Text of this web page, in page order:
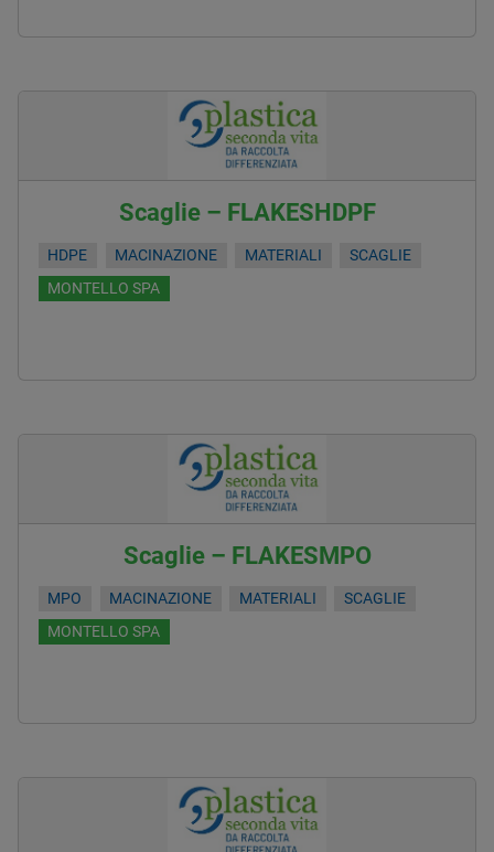
Scaglie – FLAKESHDPF
HDPE MACINAZIONE MATERIALI
SCAGLIE
MONTELLO SPA
Scaglie – FLAKESMPO
MPO MACINAZIONE MATERIALI
SCAGLIE
MONTELLO SPA